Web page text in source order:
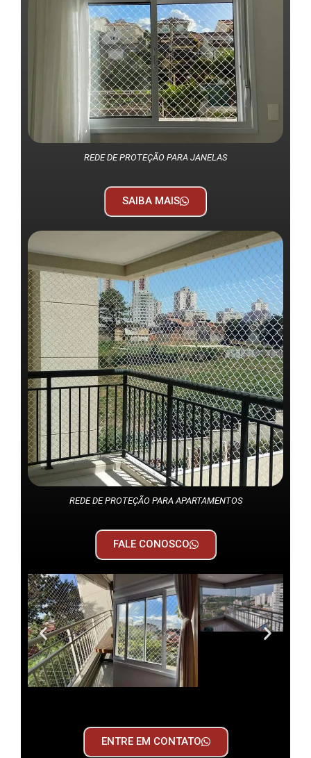
REDE DE PROTEÇÃO PARA JANELAS
SAIBA MAIS
REDE DE PROTEÇÃO PARA APARTAMENTOS
FALE CONOSCO
ENTRE EM CONTATO